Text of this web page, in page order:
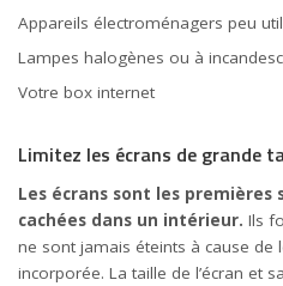
Appareils électroménagers peu
Lampes halogènes ou à
Votre box internet
Limitez les écrans de grande
Les écrans sont les premières
cachées dans un intérieur. Ils
ne sont jamais éteints à cause de
incorporée. La taille de l’écran et